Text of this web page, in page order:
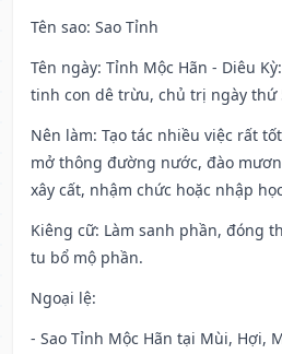
Tên sao: Sao Tỉnh
Tên ngày: Tỉnh Mộc Hãn - Diêu
tinh con dê trừu, chủ trị ngày thứ
Nên làm: Tạo tác nhiều việc rất
mở thông đường nước, đào
xây cất, nhậm chức hoặc nhập
Kiêng cữ: Làm sanh phần, đóng
tu bổ mộ phần.
Ngoại lệ:
- Sao Tỉnh Mộc Hãn tại Mùi, Hợi,